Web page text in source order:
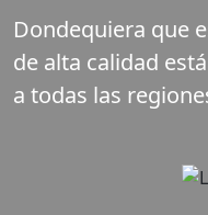
Dondequiera que
de alta calidad
a todas las